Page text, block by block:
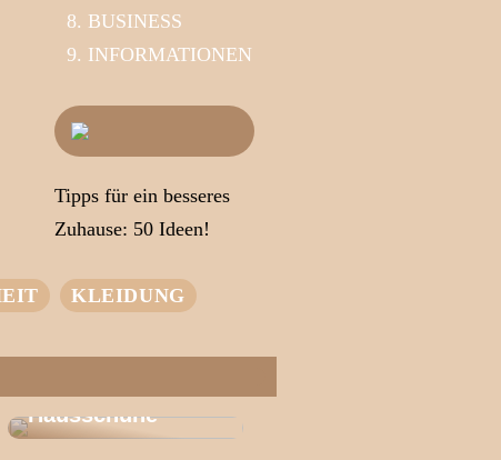
BUSINESS
INFORMATIONEN
Tipps für ein besseres
Zuhause: 50 Ideen!
KLEIDUNG
Das Geheimnis
Wärme
Hausschuhe